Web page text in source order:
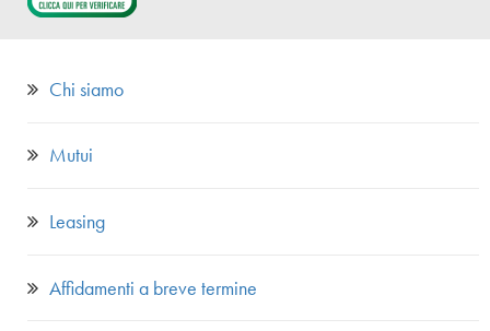
Chi siamo
Mutui
Leasing
Affidamenti a breve termine